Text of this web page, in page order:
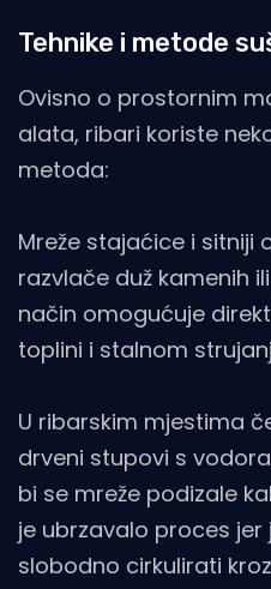
Tehnike i metode
Ovisno o prostornim
alata, ribari koriste
metoda:
Mreže stajaćice i sitniji
razvlače duž kamenih
način omogućuje
toplini i stalnom
U ribarskim mjestima
drveni stupovi s
bi se mreže podizale
je ubrzavalo proces
slobodno cirkulirati